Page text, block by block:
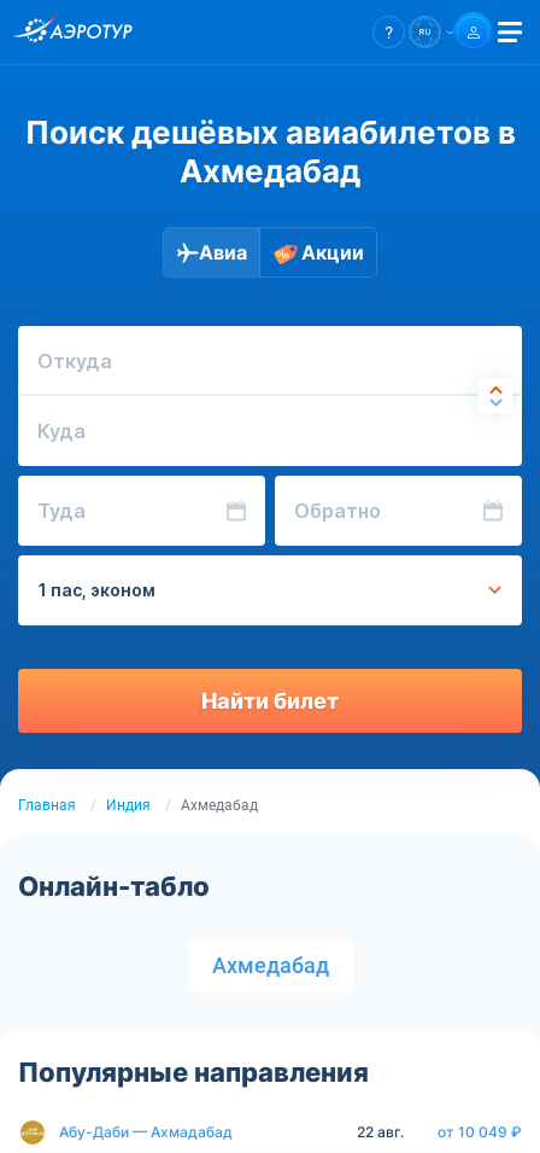
Поиск дешёвых авиабилетов в
Ахмедабад
Авиа Акции
Откуда
Куда
Туда Обратно
1 пас, эконом
Найти билет
Главная Индия Ахмедабад
Онлайн-табло
Ахмедабад
Популярные направления
Абу-Даби — Ахмадабад 22 авг. от 10 049 ₽